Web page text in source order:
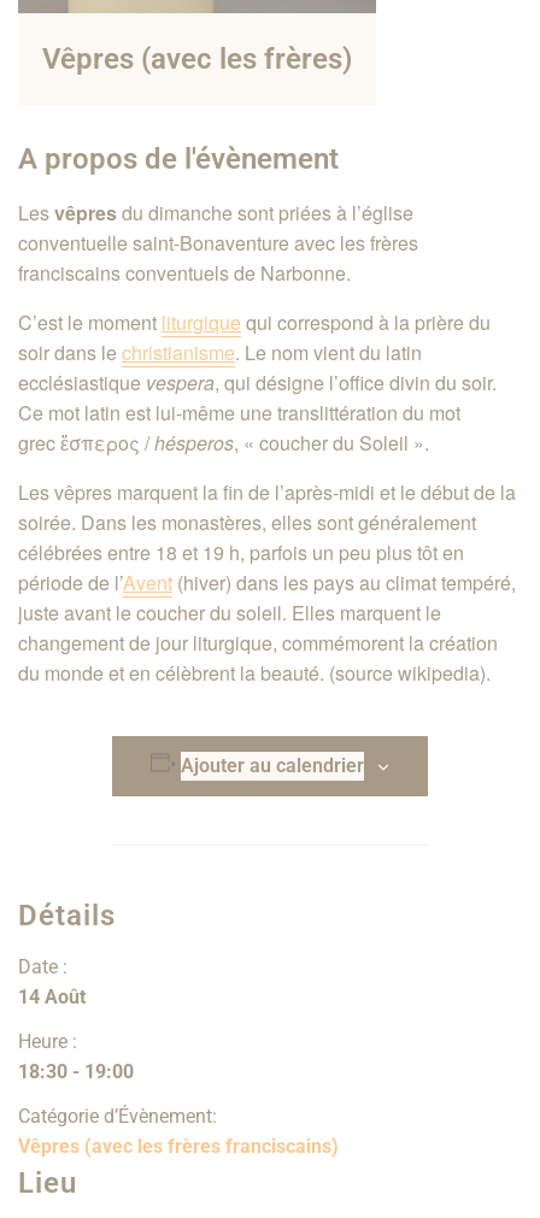
Vêpres (avec les frères)
A propos de l'évènement
Lesvêpresdu dimanche sont priées à l’église
conventuelle saint-Bonaventure avec les frères
franciscains conventuels de Narbonne.
C’est le moment liturgique qui correspond à la prière du
soir dans le christianisme. Le nom vient du latin
ecclésiastique vespera, qui désigne l’office divin du soir.
Ce mot latin est lui-même une translittération du mot
grec ἕσπερος /hésperos, « coucher du Soleil ».
Les vêpres marquent la fin de l’après-midi et le début de la
soirée. Dans les monastères, elles sont généralement
célébrées entre 18 et 19 h, parfois un peu plus tôt en
période de l’Avent (hiver) dans les pays au climat tempéré,
juste avant le coucher du soleil. Elles marquent le
changement de jour liturgique, commémorent la création
du monde et en célèbrent la beauté. (source wikipedia).
Ajouter au calendrier
Détails
Date :
14 Août
Heure :
18:30 - 19:00
Catégorie d’Évènement:
Vêpres (avec les frères franciscains)
Lieu